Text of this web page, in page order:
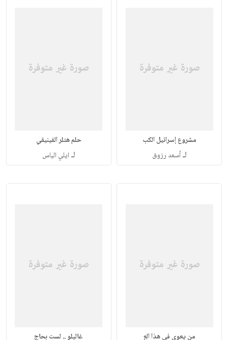
مشروع إسرائيل الكب
لـأسعد رزوق
حلم هتلر الفينيقي
لـ ايلي الياس
من يعوي في هذا الع غاليلو .. لست بحاج